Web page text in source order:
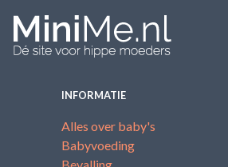
INFORMATIE
Alles over baby's
Babyvoeding